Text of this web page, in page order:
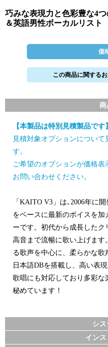
巧みな表現力と色彩豊な4
＆英語男性ボーカルリスト
価
この商品に関する
商
【本製品は特別見積製品です】
見積対象オプションについ
す。
ご希望のオプションが価格表
お問い合わせください。
「KAITO V3」は､2006年に
をベースに最新のボイスを
ーです。初代から成長した
高音まで流暢に歌い上げま
る歌声を中心に、柔らかな
日本語DBを搭載し、高い表
歌唱にも対応しており多彩
秘めています！
シ
イン